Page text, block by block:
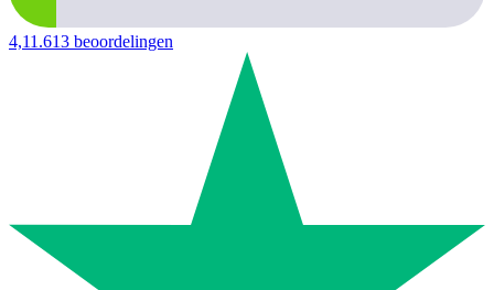
4,11.613 beoordelingen